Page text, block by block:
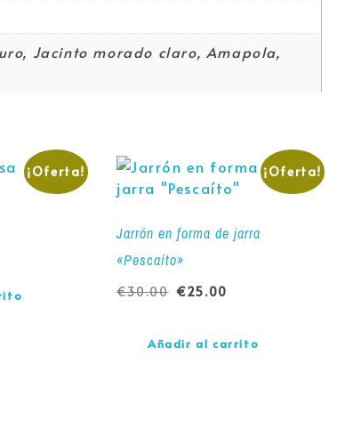
Jacinto morado claro, Amapola,
¡Oferta! ¡Oferta!
Jarrón en forma de jarra
«Pescaíto»
€30.00 €25.00
Añadir al carrito